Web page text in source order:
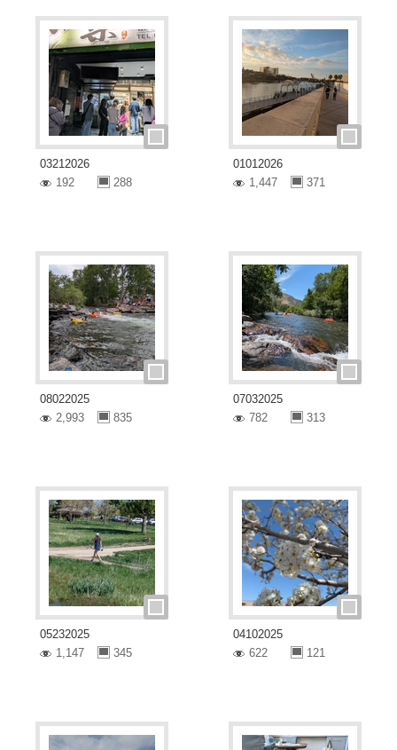
03212026
192
288
01012026
1,447
371
08022025
2,993
835
07032025
782
313
05232025
1,147
345
04102025
622
121